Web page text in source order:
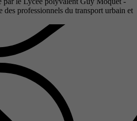
professionnels du transport urbain et